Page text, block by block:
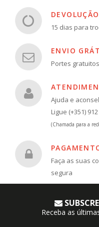
15 dias para
ENVIO
Portes
Ajuda e
Ligue (+351)
(Chamada para a
Faça as suas
segura
Receba as